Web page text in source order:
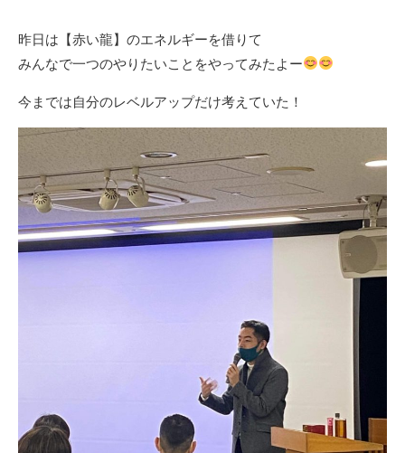
昨日は【赤い龍】のエネルギーを借りて
みんなで一つのやりたいことをやってみたよー
今までは自分のレベルアップだけ考えていた！